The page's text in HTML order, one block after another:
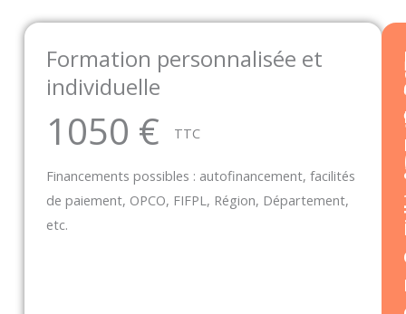
Formation personnalisée et
individuelle
1050 € TTC
Financements possibles : autofinancement, facilités
de paiement, OPCO, FIFPL, Région, Département,
etc.